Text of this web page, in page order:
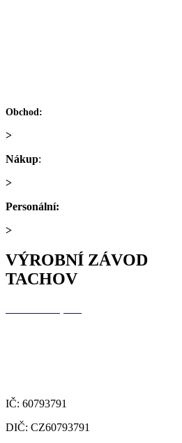
Obchod:
>
Nákup:
>
Personální:
>
VÝROBNÍ ZÁVOD
TACHOV
IČ: 60793791
DIČ: CZ60793791